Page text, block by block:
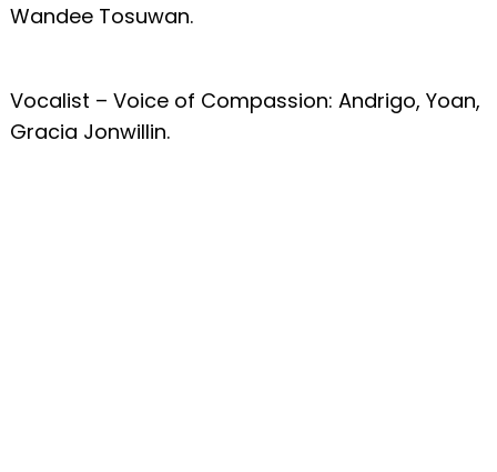
Wandee Tosuwan.
Vocalist – Voice of Compassion: Andrigo, Yoan,
Gracia Jonwillin.